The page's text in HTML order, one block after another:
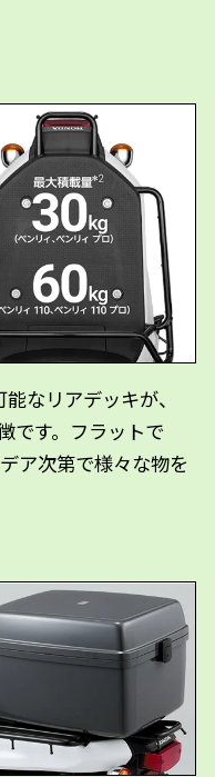
なリアデッキが、
です。フラットで
ア次第で様々な物を